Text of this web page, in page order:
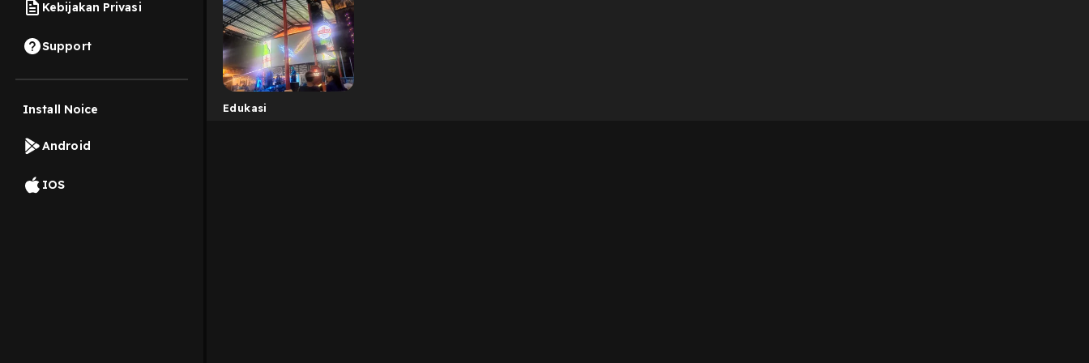
Kebijakan Privasi
Support
Install Noice
Android
IOS
Edukasi